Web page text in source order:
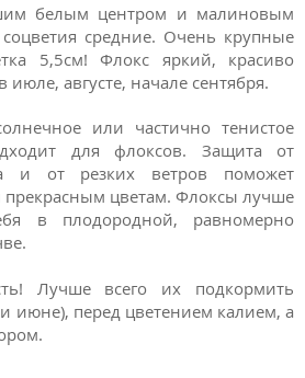
белым центром и малиновым
средние. Очень крупные
5,5см! Флокс яркий, красиво
августе, начале сентября.
или частично тенистое
для флоксов. Защита от
и от резких ветров поможет
прекрасным цветам. Флоксы лучше
в плодородной, равномерно
Лучше всего их подкормить
июне), перед цветением калием, а